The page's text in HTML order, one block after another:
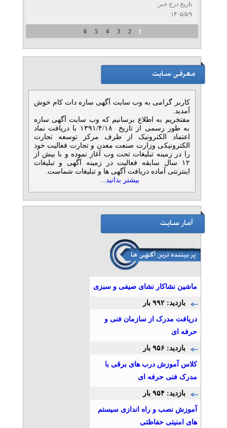
تاریخ درج خبر:
۱۴۰۵/۵/۹
1
2
3
4
5
6
کاربر گرامی به وب سایت آگهی سازه دات کام خوش
آمدید.
مفتخریم به اطلاع برسانیم که وب سایت آگهی سازه
به طور رسمی از تاریخ ۱۳۹۱/۴/۱۸ با دریافت نماد
اعتماد الکترونیک از طرف مرکز توسعه تجارت
الکترونیکی وزارت صنعت معدن و تجارت فعالیت خود
را در زمینه تبلیغات تحت وب آغاز نموده و با بیش از
۱۲ سال سابقه فعالیت در زمینه آگهی و تبلیغات
اینترنتی آماده دریافت آگهی ها و تبلیغات شماست.
بیشتر بدانید...
ماشین نشاکار نشای صیفی و سبزی
بازدید: ۹۹۲ بار
دریافت مدرک از سازمان فنی و
حرفه ای
بازدید: ۹۵۶ بار
کلاس آموزش درب های برقی با
مدرک فنی حرفه ای
بازدید: ۹۵۴ بار
آموزش نصب و راه اندازی سیستم
های امنیتی حفاظتی